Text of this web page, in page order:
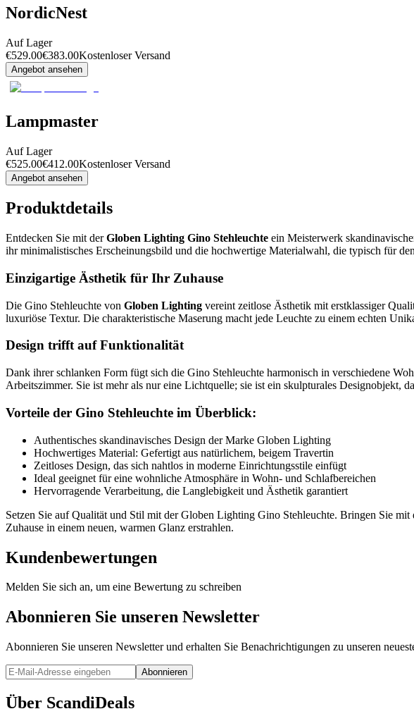
NordicNest
Auf Lager
€529.00€383.00Kostenloser Versand
Angebot ansehen
Lampmaster
Auf Lager
€525.00€412.00Kostenloser Versand
Angebot ansehen
Produktdetails
Entdecken Sie mit derGloben Lighting Gino Stehleuchte ein Meisterwerk
ihr minimalistisches Erscheinungsbild und die hochwertige Materialwahl, die typisch für
Einzigartige Ästhetik für Ihr Zuhause
Die Gino Stehleuchte von Globen Lighting vereint zeitlose Ästhetik mit erstklassiger
luxuriöse Textur. Die charakteristische Maserung macht jede Leuchte zu einem echten
Design trifft auf Funktionalität
Dank ihrer schlanken Form fügt sich die Gino Stehleuchte harmonisch in verschiedene
Arbeitszimmer. Sie ist mehr als nur eine Lichtquelle; sie ist ein skulpturales Designobjekt,
Vorteile der Gino Stehleuchte im Überblick:
Authentisches skandinavisches Design der Marke Globen Lighting
Hochwertiges Material: Gefertigt aus natürlichem, beigem Travertin
Zeitloses Design, das sich nahtlos in moderne Einrichtungsstile einfügt
Ideal geeignet für eine wohnliche Atmosphäre in Wohn- und Schlafbereichen
Hervorragende Verarbeitung, die Langlebigkeit und Ästhetik garantiert
Setzen Sie auf Qualität und Stil mit der Globen Lighting Gino Stehleuchte. Bringen Sie
Zuhause in einem neuen, warmen Glanz erstrahlen.
Kundenbewertungen
Melden Sie sich an, um eine Bewertung zu schreiben
Abonnieren Sie unseren Newsletter
Abonnieren Sie unseren Newsletter und erhalten Sie Benachrichtigungen zu unseren
Abonnieren
Über ScandiDeals